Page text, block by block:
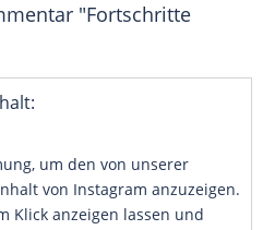
"Fortschritte
um den von unserer
von Instagram anzuzeigen.
Klick anzeigen lassen und